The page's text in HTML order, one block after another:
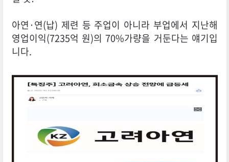
아연·연(납) 제련 등 주업이 아니라 부업에서 지난해
영업이익(7235억 원)의 70%가량을 거둔다는 얘기입
니다.